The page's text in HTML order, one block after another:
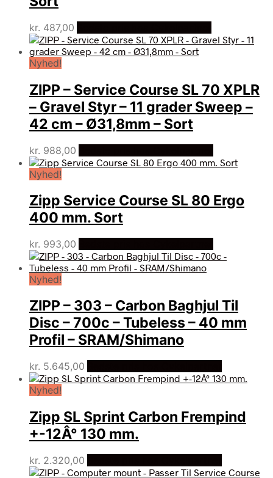
kr. 487,00
Nyhed!
ZIPP – Service Course SL 70 XPLR
– Gravel Styr – 11 grader Sweep –
42 cm – Ø31,8mm – Sort
kr. 988,00
Nyhed!
Zipp Service Course SL 80 Ergo
400 mm. Sort
kr. 993,00
Nyhed!
ZIPP – 303 – Carbon Baghjul Til
Disc – 700c – Tubeless – 40 mm
Profil – SRAM/Shimano
kr. 5.645,00
Nyhed!
Zipp SL Sprint Carbon Frempind
+-12Â° 130 mm.
kr. 2.320,00